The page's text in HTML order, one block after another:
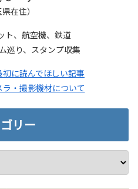
県在住）
ト、航空機、鉄道
巡り、スタンプ収集
に読んでほしい記事
・撮影機材について
リー